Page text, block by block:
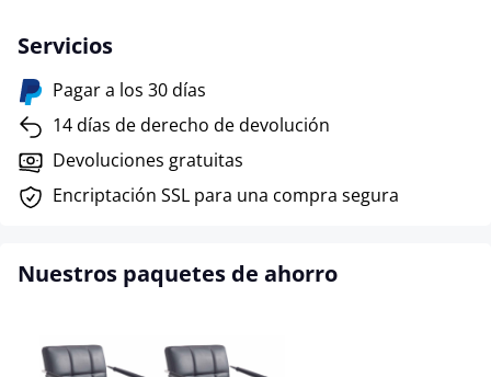
Servicios
Pagar a los 30 días
14 días de derecho de devolución
Devoluciones gratuitas
Encriptación SSL para una compra segura
Nuestros paquetes de ahorro